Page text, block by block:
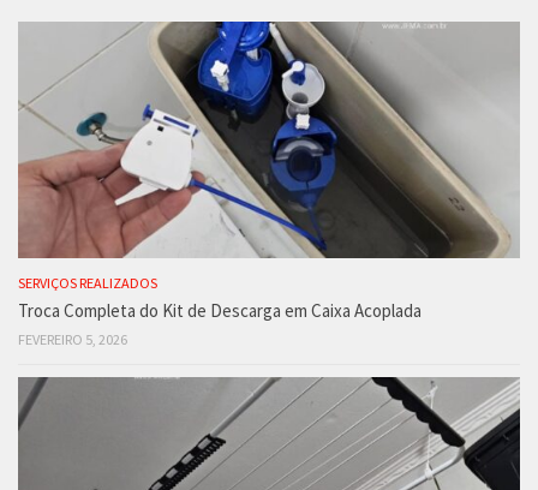
SERVIÇOS REALIZADOS
Troca Completa do Kit de Descarga em Caixa Acoplada
FEVEREIRO 5, 2026